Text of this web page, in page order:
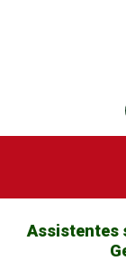
Assistentes